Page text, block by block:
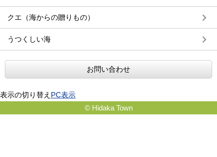
クエ（海からの贈りもの）
うつくしい海
お問い合わせ
表示の切り替え PC表示
© Hidaka Town